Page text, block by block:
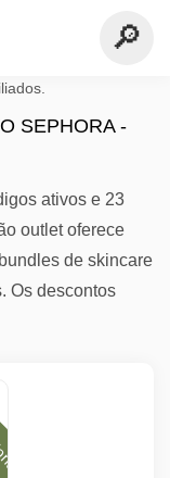
SEPHORA -
ativos e 23
outlet oferece
de skincare
Os descontos